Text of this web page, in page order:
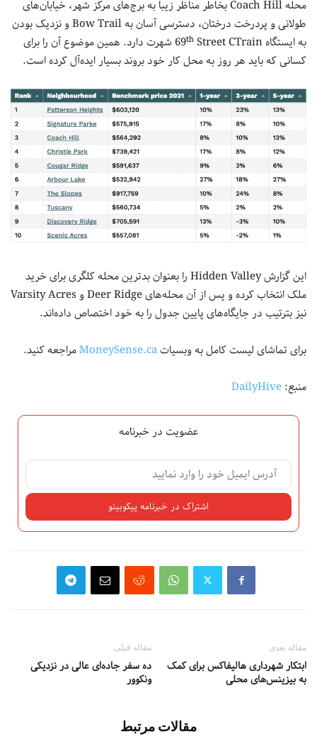
محله Coach Hill بخاطر مناظر زیبا به برج‌های مرکز شهر، خیابان‌های
طولانی و پردرخت درختان، دسترسی آسان به Bow Trail و نزدیک بودن
به ایستگاه 69
th
Street CTrain شهرت دارد. همین موضوع آن را برای
کسانی که باید هر روز به محل کار خود بروند بسیار ایده‌آل کرده است.
این گزارش Hidden Valley را بعنوان بدترین محله کلگری برای خرید
ملک انتخاب کرده و پس از آن محله‌های Deer Ridge و Varsity Acres
نیز بترتیب در جایگاه‌های پایین جدول را به خود اختصاص داده‌اند.
برای تماشای لیست کامل به وبسیاتMoneySense.caمراجعه کنید.
منبع:DailyHive
عضویت در خبرنامه
مقاله قبلی
ده سفر جاده‌ای عالی در نزدیکی
ونکوور
مقاله بعدی
ابتکار شهرداری هالیفاکس برای کمک
به بیزینس‌های محلی
مقالات مرتبط